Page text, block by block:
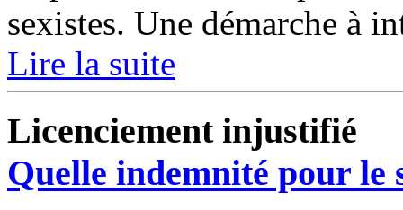
sexistes. Une démarche à
Lire la suite
Licenciement injustifié
Quelle indemnité pour le